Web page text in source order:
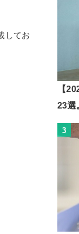
してお
【
23選
3